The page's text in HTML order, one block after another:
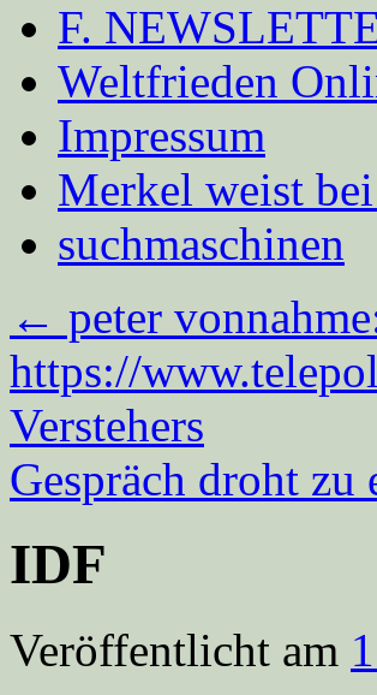
F.
Weltfrieden
Impressum
Merkel weist
suchmaschinen
← peter
https://
Verstehers
Gespräch droht zu
IDF
Veröffentlicht am